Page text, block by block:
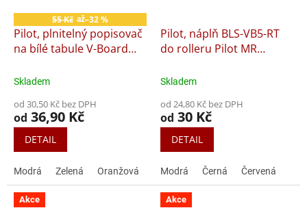
55 Kč až–32 %
Pilot, plnitelný popisovač
na bílé tabule V-Board
Skladem
od 30,50 Kč bez DPH
od 36,90 Kč
DETAIL
Modrá Zelená Oranžová Černá Červená
Pilot, náplň BLS-VB5-RT
do rolleru Pilot MR
Skladem
od 24,80 Kč bez DPH
od 30 Kč
DETAIL
Modrá Černá Červená
Akce Akce